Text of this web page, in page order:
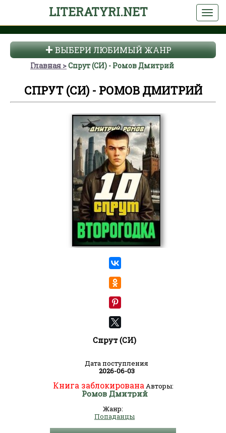
LITERATYRI.NET
ВЫБЕРИ ЛЮБИМЫЙ ЖАНР
Главная Спрут (СИ) - Ромов Дмитрий
СПРУТ (СИ) - РОМОВ ДМИТРИЙ
Спрут (СИ)
Дата поступления
2026-06-03
Книга заблокированаАвторы:
Ромов Дмитрий
Жанр:
Попаданцы